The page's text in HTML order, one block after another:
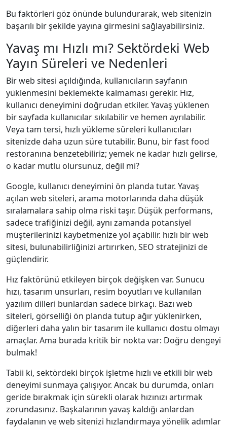
Bu faktörleri göz önünde bulundurarak, web sitenizin
başarılı bir şekilde yayına girmesini sağlayabilirsiniz.
Yavaş mı Hızlı mı? Sektördeki Web
Yayın Süreleri ve Nedenleri
Bir web sitesi açıldığında, kullanıcıların sayfanın
yüklenmesini beklemekte kalmaması gerekir. Hız,
kullanıcı deneyimini doğrudan etkiler. Yavaş yüklenen
bir sayfada kullanıcılar sıkılabilir ve hemen ayrılabilir.
Veya tam tersi, hızlı yükleme süreleri kullanıcıları
sitenizde daha uzun süre tutabilir. Bunu, bir fast food
restoranına benzetebiliriz; yemek ne kadar hızlı gelirse,
o kadar mutlu olursunuz, değil mi?
Google, kullanıcı deneyimini ön planda tutar. Yavaş
açılan web siteleri, arama motorlarında daha düşük
sıralamalara sahip olma riski taşır. Düşük performans,
sadece trafiğinizi değil, aynı zamanda potansiyel
müşterilerinizi kaybetmenize yol açabilir. hızlı bir web
sitesi, bulunabilirliğinizi artırırken, SEO stratejinizi de
güçlendirir.
Hız faktörünü etkileyen birçok değişken var. Sunucu
hızı, tasarım unsurları, resim boyutları ve kullanılan
yazılım dilleri bunlardan sadece birkaçı. Bazı web
siteleri, görselliği ön planda tutup ağır yüklenirken,
diğerleri daha yalın bir tasarım ile kullanıcı dostu olmayı
amaçlar. Ama burada kritik bir nokta var: Doğru dengeyi
bulmak!
Tabii ki, sektördeki birçok işletme hızlı ve etkili bir web
deneyimi sunmaya çalışıyor. Ancak bu durumda, onları
geride bırakmak için sürekli olarak hızınızı artırmak
zorundasınız. Başkalarının yavaş kaldığı anlardan
faydalanın ve web sitenizi hızlandırmaya yönelik adımlar